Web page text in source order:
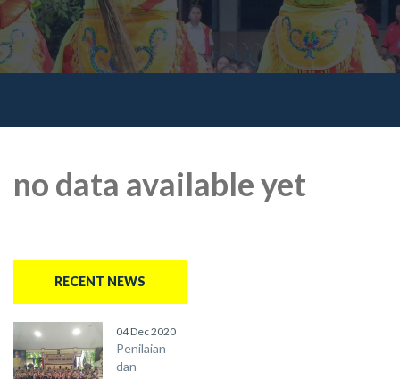
no data available yet
RECENT NEWS
04 Dec 2020
Penilaian
dan